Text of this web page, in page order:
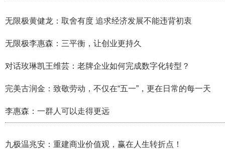
无限极黄健龙：取舍有度 追求经济发展不能违背初衷
无限极李惠森：三平衡，让创业更持久
对话玫琳凯王维芸：老牌企业如何完成数字化转型？
完美古润金：致敬劳动，不仅在“五一”，更在日常的每一天
李惠森：一群人可以走得更远
九极温兆安：重建商业价值观，赢在人生转折点！